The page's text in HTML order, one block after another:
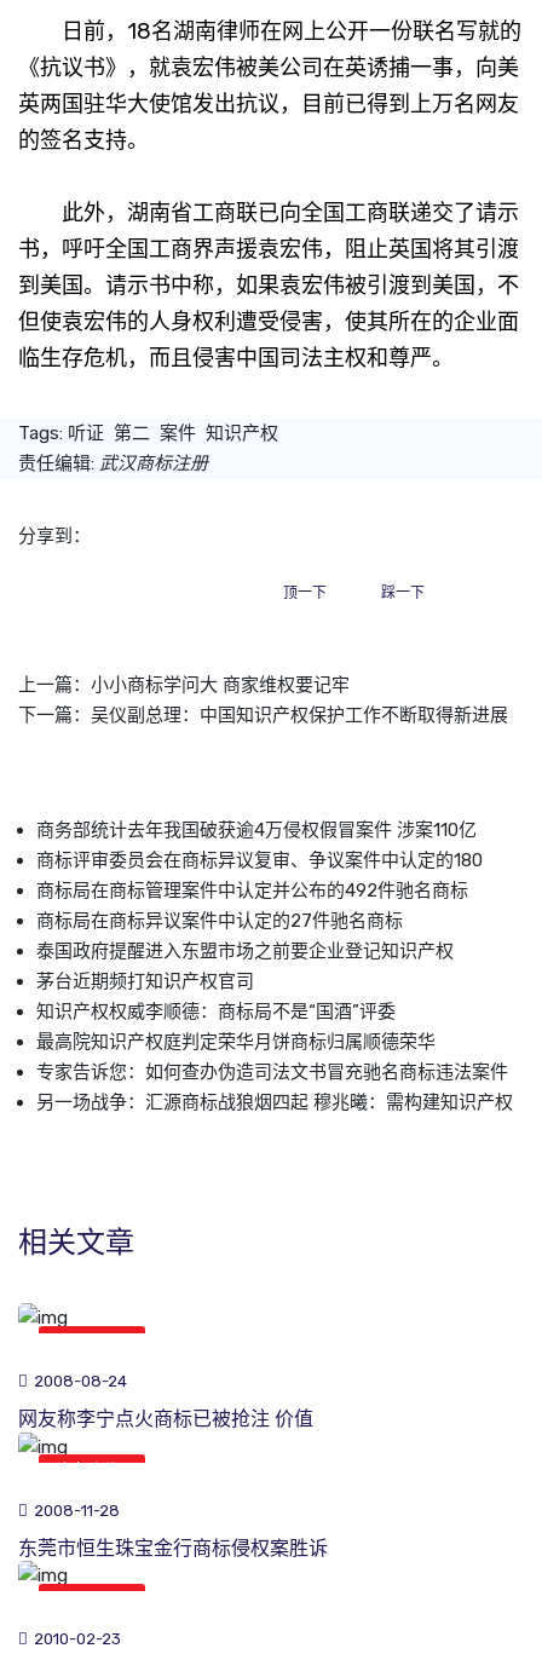
日前，18名湖南律师在网上公开一份联名写就的
《抗议书》，就袁宏伟被美公司在英诱捕一事，向美
英两国驻华大使馆发出抗议，目前已得到上万名网友
的签名支持。
此外，湖南省工商联已向全国工商联递交了请示
书，呼吁全国工商界声援袁宏伟，阻止英国将其引渡
到美国。请示书中称，如果袁宏伟被引渡到美国，不
但使袁宏伟的人身权利遭受侵害，使其所在的企业面
临生存危机，而且侵害中国司法主权和尊严。
Tags: 听证 第二 案件 知识产权
责任编辑: 武汉商标注册
分享到：
顶一下 踩一下
上一篇： 小小商标学问大 商家维权要记牢
下一篇： 吴仪副总理：中国知识产权保护工作不断取得新进展
商务部统计去年我国破获逾4万侵权假冒案件 涉案110亿
商标评审委员会在商标异议复审、争议案件中认定的180
商标局在商标管理案件中认定并公布的492件驰名商标
商标局在商标异议案件中认定的27件驰名商标
泰国政府提醒进入东盟市场之前要企业登记知识产权
茅台近期频打知识产权官司
知识产权权威李顺德：商标局不是“国酒”评委
最高院知识产权庭判定荣华月饼商标归属顺德荣华
专家告诉您：如何查办伪造司法文书冒充驰名商标违法案件
另一场战争：汇源商标战狼烟四起 穆兆曦：需构建知识产权
相关文章
2008-08-24
网友称李宁点火商标已被抢注 价值
2008-11-28
东莞市恒生珠宝金行商标侵权案胜诉
2010-02-23